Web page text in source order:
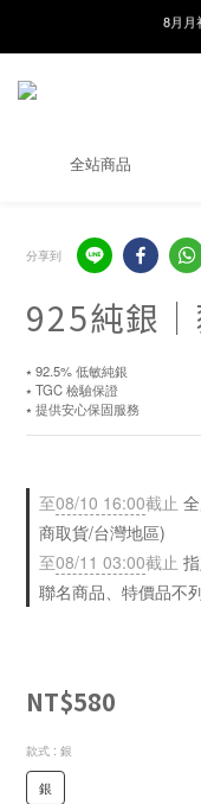
8月月
線在，
🌸
全站商品
分享到
925純銀
⭑ 92.5% 低敏純銀
⭑ TGC 檢驗保證
⭑ 提供安心保固服務
至08/10 16:00截止
商取貨/台灣地區)
至08/11 03:00截止
聯名商品、特價品不
NT$580
款式 : 銀
銀